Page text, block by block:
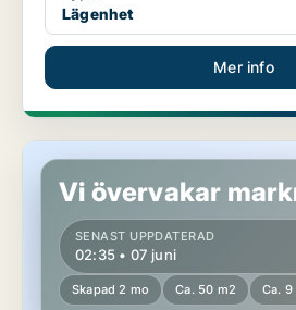
Lägenhet
Mer info
Lägenhet i Vaxholm
Vi övervakar
SENAST UPPDATERAD
02:35 • 07 juni
Skapad 2 mo Ca. 50 m2 Ca. 9